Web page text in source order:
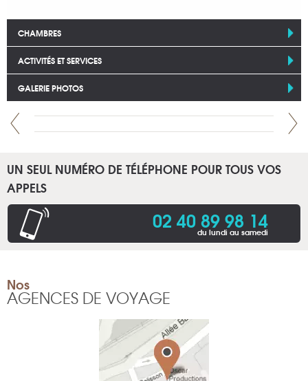
CHAMBRES
ACTIVITÉS ET SERVICES
GALERIE PHOTOS
UN SEUL NUMÉRO DE TÉLÉPHONE POUR TOUS VOS
APPELS
02 40 89 98 14
du lundi au samedi
Nos
AGENCES DE VOYAGE